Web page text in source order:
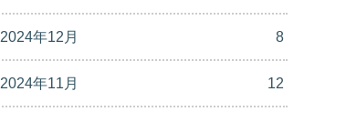
2024年12月 8
2024年11月 12